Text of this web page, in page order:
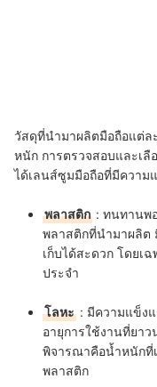
วัสดุที่นำมาผลิตมือถือแต่
หนัก การตรวจสอบและเลื
ได้เลนส์ซูมมือถือที่มีความ
พลาสติก : ทนทานพ
พลาสติกที่นำมาผลิต
เก็บได้สะดวก โดยเ
ประจำ
โลหะ : มีความแข็ง
อายุการใช้งานที่ยา
พิจารณาคือน้ำหนักที่
พลาสติก